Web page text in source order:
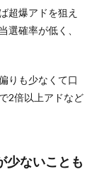
超爆アドを狙え
選確率が低く、
りも少なくて口
2倍以上アドなど
少ないことも